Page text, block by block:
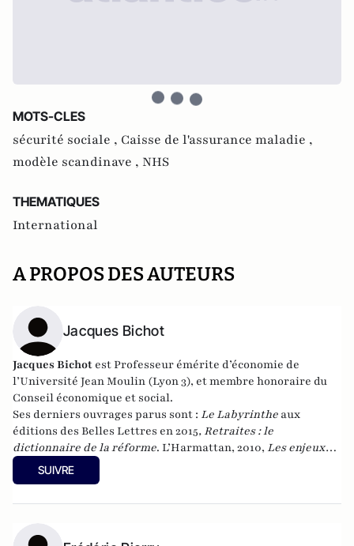
MOTS-CLES
sécurité sociale , Caisse de l'assurance maladie ,
modèle scandinave , NHS
THEMATIQUES
International
A PROPOS DES AUTEURS
Jacques Bichot
Jacques Bichot estProfesseur émérite d’économie de
l’Université Jean Moulin (Lyon 3), et membre honoraire du
Conseil économique et social.
Ses derniers ouvrages parus sont : Le Labyrinthe aux
éditions des Belles Lettres en 2015, Retraites : le
dictionnaire de la réforme. L’Harmattan, 2010, Les enjeux
2012 de A à Z
. L’Harmattan, 2012, et
Cherche-midi, en janvier 2017.
SUIVRE